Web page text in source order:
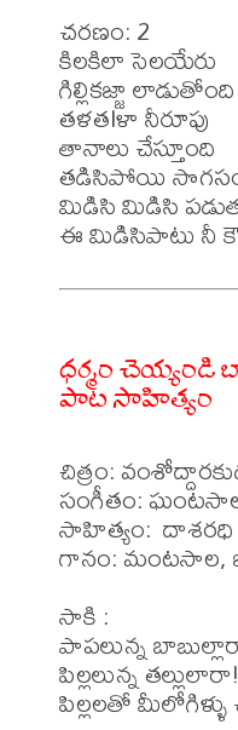
చరణం: 2
కిలకిలా సెలయేరు
గిల్లికజ్జా లాడుతోంది
తళతlళా నీరూపు
తానాలు చేస్తూంది
తడిసిపోయి
మిడిసి మిడిసి
ధర్మం
పాట సాహిత్యం
చిత్రం:
సంగీతం:
సాహిత్యం:  దాశరధి
గానం: మంటసాల,
సాకి :
పాపలున్న
పిల్లలున్న తల్లులారా!
పిల్లలతో మీలోగిళ్ళు